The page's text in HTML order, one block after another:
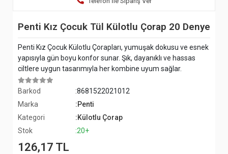
Penti Kız Çocuk Tül Külotlu Çorap 20 Denye
Penti Kız Çocuk Külotlu Çorapları, yumuşak dokusu ve esnek
yapısıyla gün boyu konfor sunar. Şık, dayanıklı ve hassas
ciltlere uygun tasarımıyla her kombine uyum sağlar.
Barkod
:8681522021012
Marka
:Penti
Kategori
:Külotlu Çorap
Stok
:20+
126,17 TL